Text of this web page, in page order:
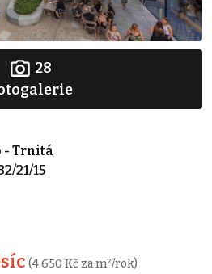
28
- Trnitá
21/15
(4 650 Kč za m²/rok)